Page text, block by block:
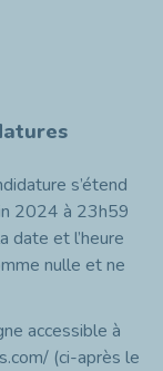
s’étend
2024 à 23h59
date et l’heure
nulle et ne
accessible à
(ci-après le